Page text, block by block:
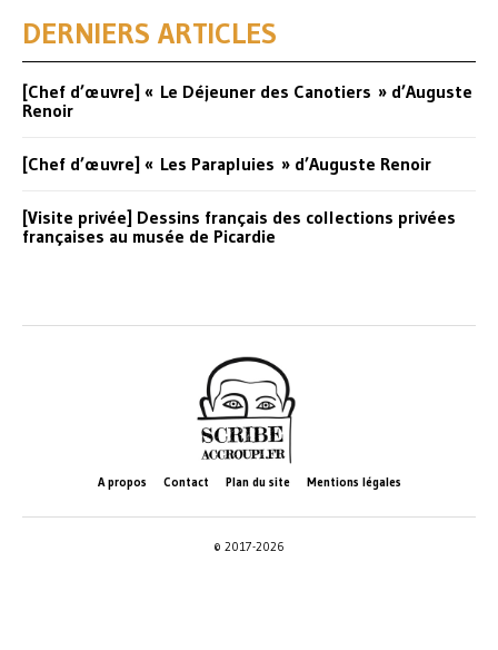
DERNIERS ARTICLES
[Chef d’œuvre] « Le Déjeuner des Canotiers » d’Auguste
Renoir
[Chef d’œuvre] « Les Parapluies » d’Auguste Renoir
[Visite privée] Dessins français des collections privées
françaises au musée de Picardie
A propos Contact Plan du site Mentions légales
© 2017-2026